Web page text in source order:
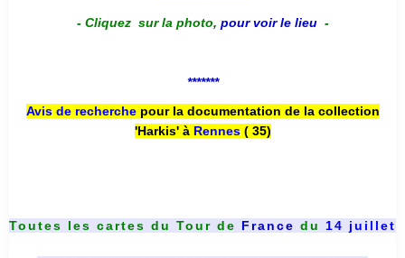
- Cliquez sur la photo, pour voir le lieu -
*******
Avis de recherche pour la documentation de la collection
'Harkis' à Rennes( 35)
Toutes les cartes du Tour de France du 14 juillet